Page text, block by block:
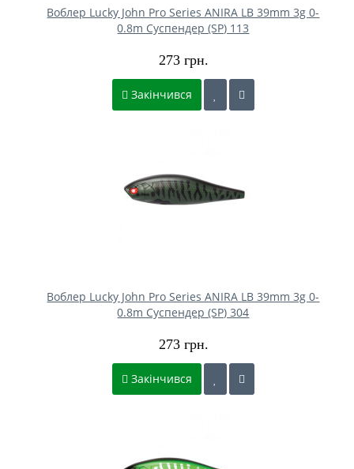
Воблер Lucky John Pro Series ANIRA LB 39mm 3g 0-
0.8m Cуспендер (SP) 113
273 грн.
Закінчився
Воблер Lucky John Pro Series ANIRA LB 39mm 3g 0-
0.8m Cуспендер (SP) 304
273 грн.
Закінчився